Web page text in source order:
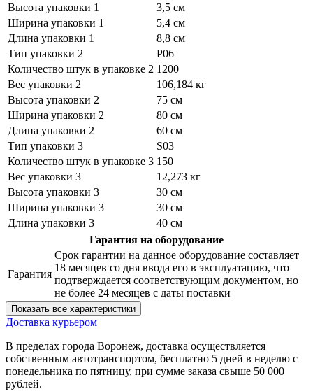
Высота упаковки 1
3,5 см
Ширина упаковки 1
5,4 см
Длина упаковки 1
8,8 см
Тип упаковки 2
P06
Количество штук в упаковке 2 1200
Вес упаковки 2
106,184 кг
Высота упаковки 2
75 см
Ширина упаковки 2
80 см
Длина упаковки 2
60 см
Тип упаковки 3
S03
Количество штук в упаковке 3 150
Вес упаковки 3
12,273 кг
Высота упаковки 3
30 см
Ширина упаковки 3
30 см
Длина упаковки 3
40 см
Гарантия на оборудование
Гарантия
Срок гарантии на данное оборудование составляет
18 месяцев со дня ввода его в эксплуатацию, что
подтверждается соответствующим документом, но
не более 24 месяцев с даты поставки
Показать все характеристики
Доставка курьером
В пределах города Воронеж, доставка осуществляется
собственным автотранспортом, бесплатно 5 дней в неделю с
понедельника по пятницу, при сумме заказа свыше 50 000
рублей.